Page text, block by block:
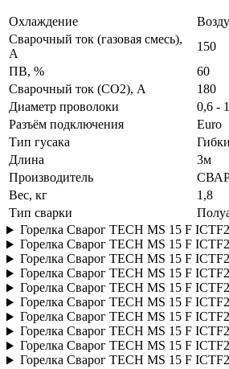
Охлаждение
Сварочный ток (газовая смесь),
A
150
ПВ, %
60
Сварочный ток (СО2), A
180
Диаметр проволоки
0,6 -
Разъём подключения
Euro
Тип гусака
Длина
3м
Производитель
Вес, кг
1,8
Тип сварки
Горелка Сварог TECH MS 15 F
Горелка Сварог TECH MS 15 F
Горелка Сварог TECH MS 15 F
Горелка Сварог TECH MS 15 F
Горелка Сварог TECH MS 15 F
Горелка Сварог TECH MS 15 F
Горелка Сварог TECH MS 15 F
Горелка Сварог TECH MS 15 F
Горелка Сварог TECH MS 15 F
Горелка Сварог TECH MS 15 F